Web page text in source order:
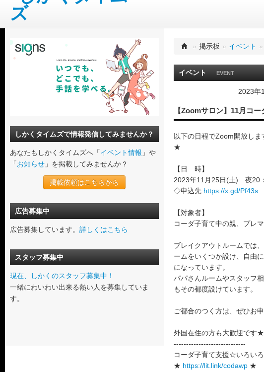
しかくタイムズで情報発信してみませんか？
あなたもしかくタイムズへ「イベント情報 」や
「お知らせ 」を掲載してみませんか？
掲載依頼はこちらから
広告募集中
広告募集しています。 詳しくはこちら
スタッフ募集中
現在、しかくのスタッフ募集中！
一緒にわいわい出来る熱い人を募集していま
す。
» 掲示板 » イベント »
イベント EVENT
2023年
【Zoomサロン】11月コ
以下の日程でZoom開放し
★
【日 時】
2023年11月25日(土) 夜20
◇申込先 https://x.gd/Pf43s
【対象者】
コーダ子育て中の親、プレ
ブレイクアウトルームでは
ームをいくつか設け、自由
になっています。
パパさんルームやスタッフ
もその都度設けています。
ご都合のつく方は、ぜひお
外国在住の方も大歓迎です★
-----------------------------
コーダ子育て支援☆いろいろ
★ https://lit.link/codawp ★